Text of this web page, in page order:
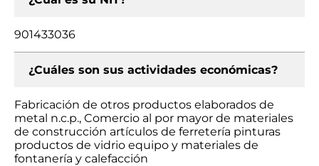
901433036
¿Cuáles son sus actividades económicas?
Fabricación de otros productos elaborados de
metal n.c.p., Comercio al por mayor de materiales
de construcción artículos de ferretería pinturas
productos de vidrio equipo y materiales de
fontanería y calefacción